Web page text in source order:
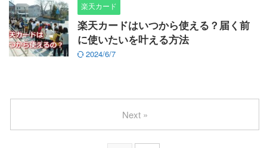
楽天カード
楽天カードはいつから使える？届く前
に使いたいを叶える方法
2024/6/7
Next »